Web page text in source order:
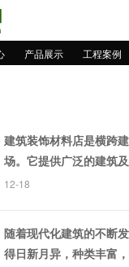
产品展示 工程案例
建筑装饰材料店是横跨
场。它提供广泛的建筑
板、瓷砖、壁纸、涂料
12-18
随着现代化建筑的不断
得日新月异，种类丰富